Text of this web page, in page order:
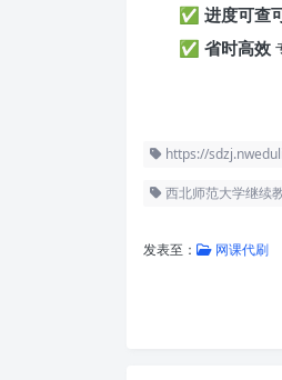
✅ 进度可查
✅ 省时高效
https://
西北师范大学继续
发表至： 网课代刷